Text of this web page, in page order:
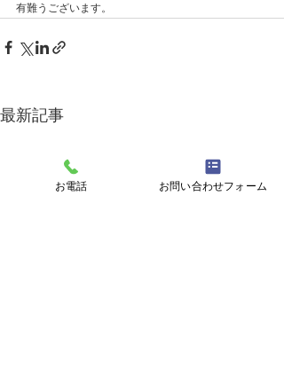
有難うございます。
最新記事
お電話 お問い合わせフォーム